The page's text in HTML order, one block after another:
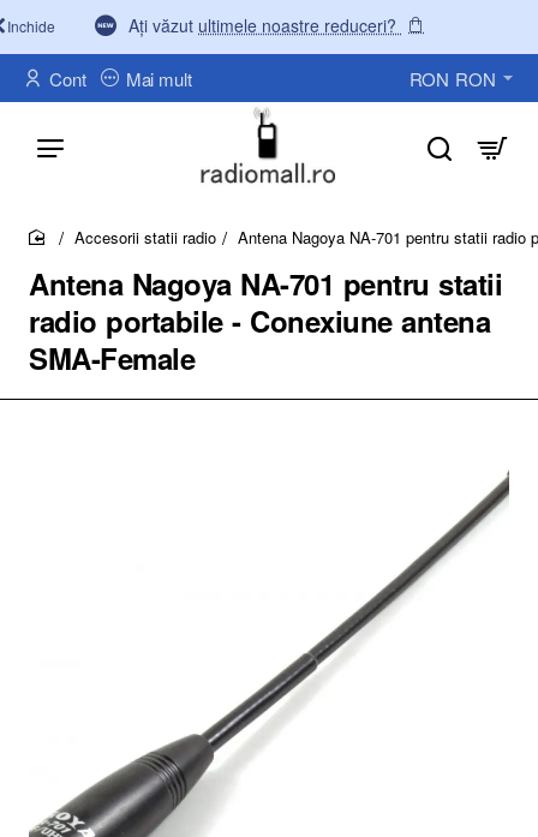
Ați văzut ultimele noastre reduceri?
Inchide
Cont Mai mult RON RON
Antena Nagoya NA-701 pentru statii
radio portabile - Conexiune antena
SMA-Female
home
Accesorii statii radio Antena Nagoya NA-701 pentru statii radio